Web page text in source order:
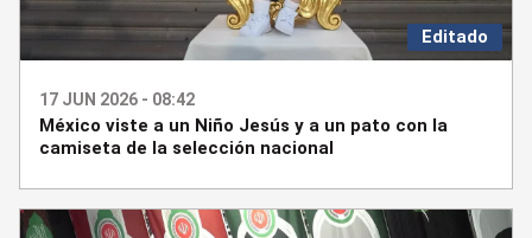
Editado
17 JUN 2026 - 08:42
México viste a un Niño Jesús y a un pato con la
camiseta de la selección nacional